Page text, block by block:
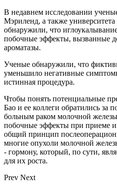
В недавнем исследовании
Мэриленд, а также
обнаружили, что
побочные эффекты, вызванные
ароматазы.
Ученые обнаружили, что
уменьшило негативные
истинная процедура.
Чтобы понять потенциальные
Бао и ее коллеги обратились за
больным раком молочной
побочные эффекты при приеме
общий принцип
многие опухоли молочной
- гормону, который, по сути,
для их роста.
Prev Next